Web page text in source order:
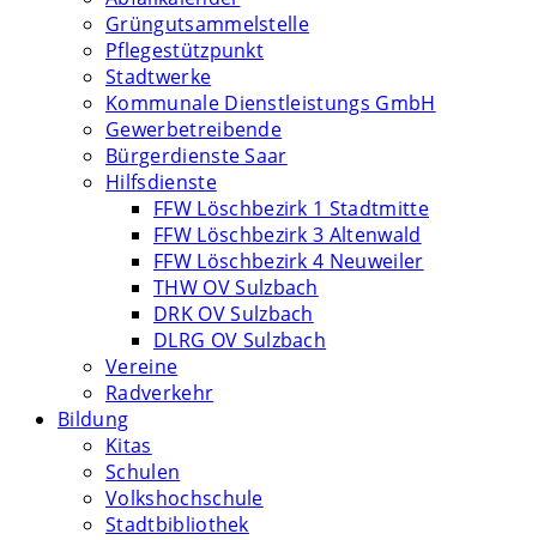
Grüngutsammelstelle
Pflegestützpunkt
Stadtwerke
Kommunale Dienstleistungs GmbH
Gewerbetreibende
Bürgerdienste Saar
Hilfsdienste
FFW Löschbezirk 1 Stadtmitte
FFW Löschbezirk 3 Altenwald
FFW Löschbezirk 4 Neuweiler
THW OV Sulzbach
DRK OV Sulzbach
DLRG OV Sulzbach
Vereine
Radverkehr
Bildung
Kitas
Schulen
Volkshochschule
Stadtbibliothek